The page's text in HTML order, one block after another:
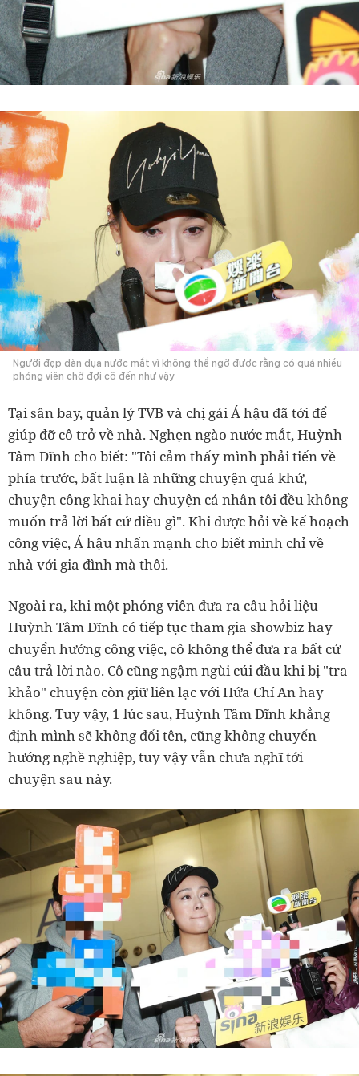
Người đẹp dàn dụa nước mắt vì không thể ngờ được rằng có quá nhiều
phóng viên chờ đợi cô đến như vậy
Tại sân bay, quản lý TVB và chị gái Á hậu đã tới để
giúp đỡ cô trở về nhà. Nghẹn ngào nước mắt, Huỳnh
Tâm Dĩnh cho biết: "Tôi cảm thấy mình phải tiến về
phía trước, bất luận là những chuyện quá khứ,
chuyện công khai hay chuyện cá nhân tôi đều không
muốn trả lời bất cứ điều gì". Khi được hỏi về kế hoạch
công việc, Á hậu nhấn mạnh cho biết mình chỉ về
nhà với gia đình mà thôi.
Ngoài ra, khi một phóng viên đưa ra câu hỏi liệu
Huỳnh Tâm Dĩnh có tiếp tục tham gia showbiz hay
chuyển hướng công việc, cô không thể đưa ra bất cứ
câu trả lời nào. Cô cũng ngậm ngùi cúi đầu khi bị "tra
khảo" chuyện còn giữ liên lạc với Hứa Chí An hay
không. Tuy vậy, 1 lúc sau, Huỳnh Tâm Dĩnh khẳng
định mình sẽ không đổi tên, cũng không chuyển
hướng nghề nghiệp, tuy vậy vẫn chưa nghĩ tới
chuyện sau này.